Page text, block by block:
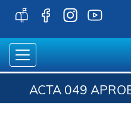
ACTA 049